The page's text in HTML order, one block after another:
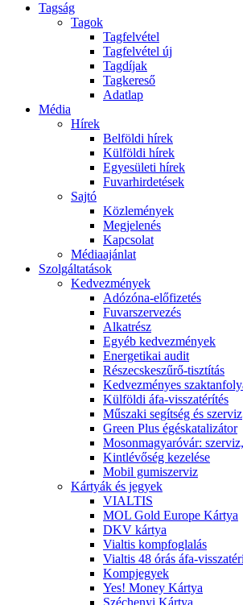
Tagság
Tagok
Tagfelvétel
Tagfelvétel új
Tagdíjak
Tagkereső
Adatlap
Média
Hírek
Belföldi hírek
Külföldi hírek
Egyesületi hírek
Fuvarhirdetések
Sajtó
Közlemények
Megjelenés
Kapcsolat
Médiaajánlat
Szolgáltatások
Kedvezmények
Adózóna-előfizetés
Fuvarszervezés
Alkatrész
Egyéb kedvezmények
Energetikai audit
Részecskeszűrő-tisztítás
Kedvezményes
Külföldi áfa-visszatérítés
Műszaki segítség és szerviz
Green Plus égéskatalizátor
Mosonmagyaróvár:
Kintlévőség kezelése
Mobil gumiszerviz
Kártyák és jegyek
VIALTIS
MOL Gold Europe Kártya
DKV kártya
Vialtis kompfoglalás
Vialtis 48 órás áfa-
Kompjegyek
Yes! Money Kártya
Széchenyi Kártya